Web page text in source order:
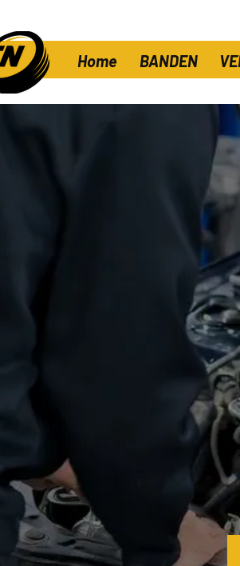
Home BANDEN
Banden in Deurne is
autogarage voor de
nodig heeft. Van
- onze
voor detail. Eén adres